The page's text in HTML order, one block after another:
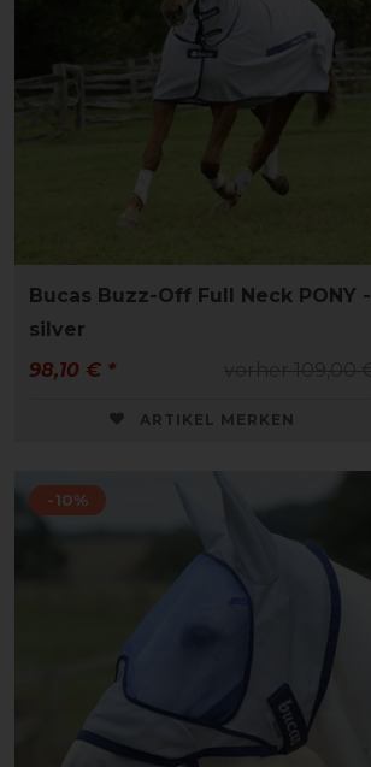
Bucas Buzz-Off Full Neck PONY -
silver
98,10 € *
ARTIKEL MERKEN
-10%